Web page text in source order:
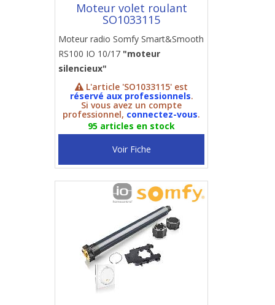
Moteur volet roulant
SO1033115
Moteur radio Somfy Smart&Smooth
RS100 IO 10/17 "moteur
silencieux"
L'article 'SO1033115' est
réservé aux professionnels.
Si vous avez un compte
professionnel, connectez-vous.
95 articles en stock
Voir Fiche